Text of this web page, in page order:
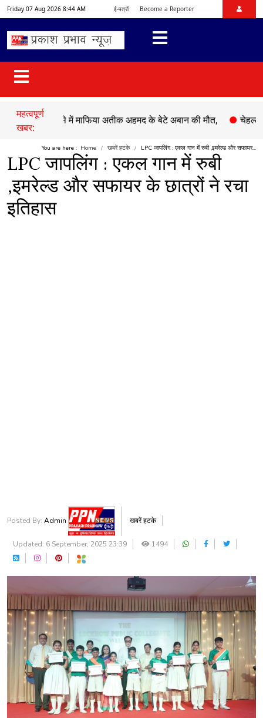
Friday 07 Aug 2026 8:44 AM ई-पत्रों Become a Reporter
महत्वपूर्ण
खबर:
हादसे में माफिया अतीक अहमद के बेटे अबान की मौत, ●चेहल्लुम पर
You are here : Home खबरें हटके LPC जापलिंग : एकल गान में रुबी ,इमरेल्ड और सफायर...
LPC जापलिंग : एकल गान में रुबी
,इमरेल्ड और सफायर के छात्रों ने रचा
इतिहास
Posted By: Admin खबरें हटके
Updated: 6 September, 2025 23:39 1494